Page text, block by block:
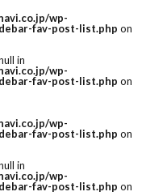
wp-
fav-post-list.php on
in
wp-
fav-post-list.php on
wp-
fav-post-list.php on
in
wp-
fav-post-list.php on